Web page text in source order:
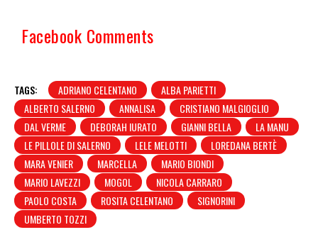
Facebook Comments
TAGS: ADRIANO CELENTANO
ALBA PARIETTI
ALBERTO SALERNO
ANNALISA
CRISTIANO MALGIOGLIO
DAL VERME
DEBORAH IURATO GIANNI BELLA
LA MANU
LE PILLOLE DI SALERNO
LELE MELOTTI
LOREDANA BERTÈ
MARA VENIER
MARCELLA
MARIO BIONDI
MARIO LAVEZZI
MOGOL
NICOLA CARRARO
PAOLO COSTA
ROSITA CELENTANO
SIGNORINI
UMBERTO TOZZI